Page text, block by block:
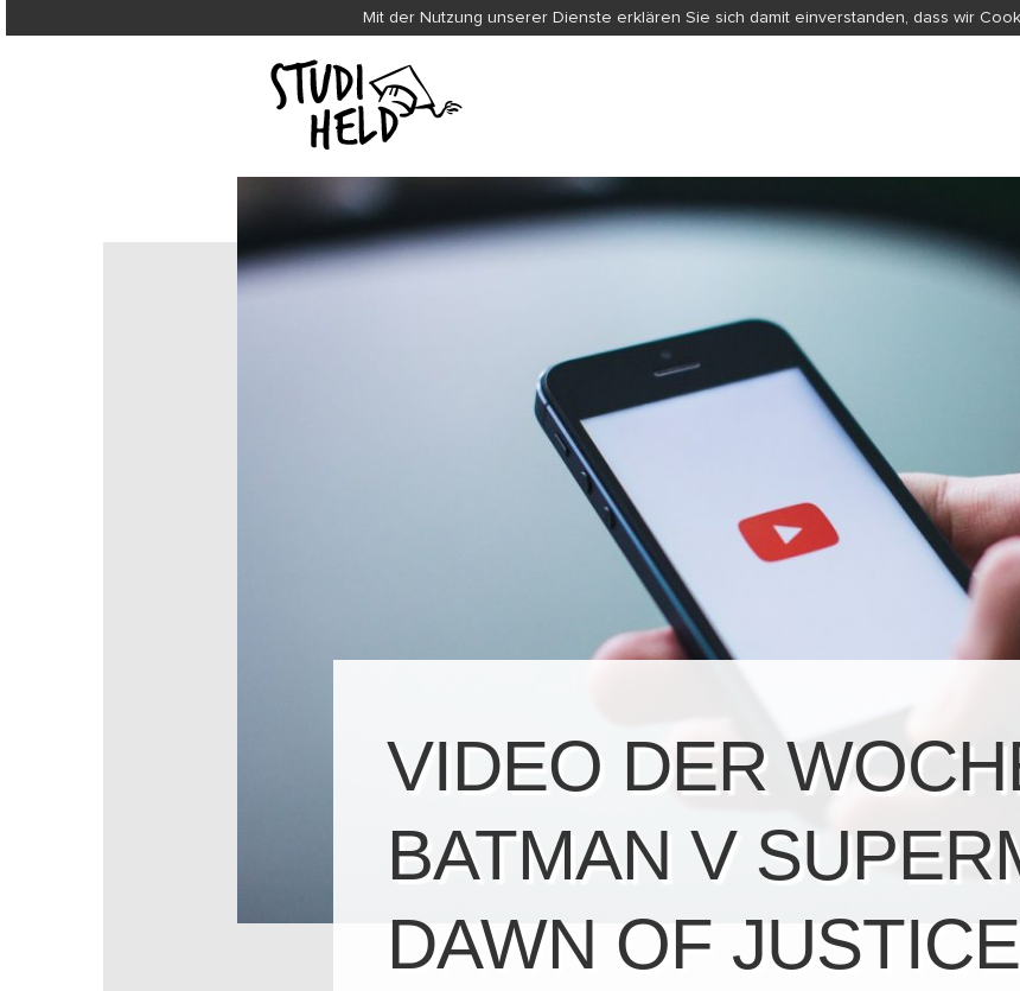
Mit der Nutzung unserer Dienste erklären Sie sich damit einverstanden, dass wir
VIDEO DER
BATMAN V
DAWN OF